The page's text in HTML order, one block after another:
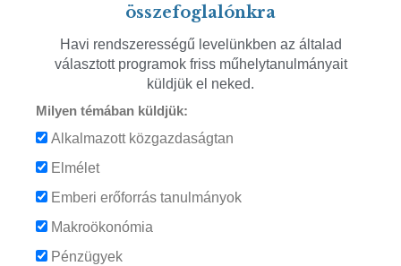
összefoglalónkra
Havi rendszerességű levelünkben az általad
választott programok friss műhelytanulmányait
küldjük el neked.
Milyen témában küldjük:
Alkalmazott közgazdaságtan
Elmélet
Emberi erőforrás tanulmányok
Makroökonómia
Pénzügyek